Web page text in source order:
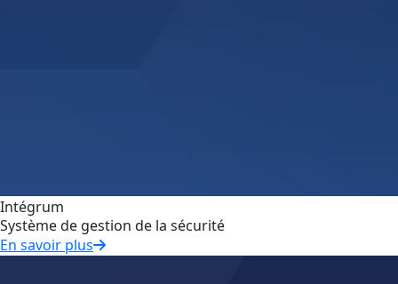
Intégrum
Système de gestion de la sécurité
En savoir plus